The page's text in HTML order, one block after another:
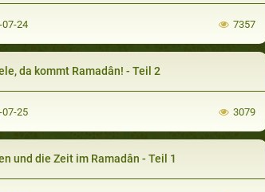
24 7357
da kommt Ramadân! - Teil 2
25 3079
und die Zeit im Ramadân - Teil 1